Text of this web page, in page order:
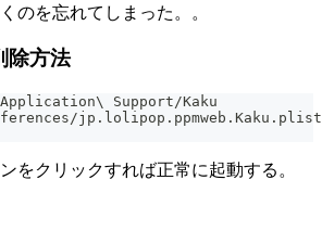
のを忘れてしまった。。
除方法
Support/Kaku
jp.lolipop.ppmweb.Kaku.plist
をクリックすれば正常に起動する。